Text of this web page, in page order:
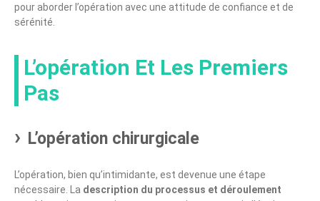
pour aborder l’opération avec une attitude de confiance et de
sérénité.
L’opération Et Les Premiers
Pas
L’opération chirurgicale
L’opération, bien qu’intimidante, est devenue une étape
nécessaire. La description du processus et déroulement